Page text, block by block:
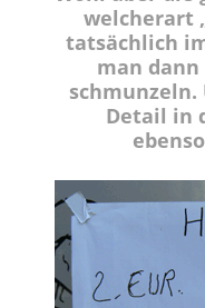
welcherart
tatsächlich
man
schmunzeln.
Detail in